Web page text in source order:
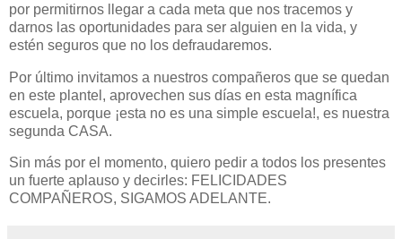
por permitirnos llegar a cada meta que nos tracemos y
darnos las oportunidades para ser alguien en la vida, y
estén seguros que no los defraudaremos.
Por último invitamos a nuestros compañeros que se quedan
en este plantel, aprovechen sus días en esta magnífica
escuela, porque ¡esta no es una simple escuela!, es nuestra
segunda CASA.
Sin más por el momento, quiero pedir a todos los presentes
un fuerte aplauso y decirles: FELICIDADES
COMPAÑEROS, SIGAMOS ADELANTE.